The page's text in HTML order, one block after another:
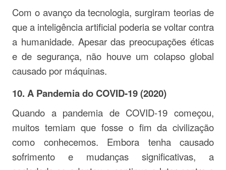
Com o avanço da tecnologia, surgiram teorias de
que a inteligência artificial poderia se voltar contra
a humanidade. Apesar das preocupações éticas
e de segurança, não houve um colapso global
causado por máquinas.
10. A Pandemia do COVID-19 (2020)
Quando a pandemia de COVID-19 começou,
muitos temiam que fosse o fim da civilização
como conhecemos. Embora tenha causado
sofrimento e mudanças significativas, a